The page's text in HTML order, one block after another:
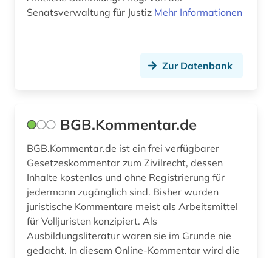
internationales beamtenrecht (1)
internationales privatrecht (1)
internationales recht (3)
internationales strafrecht (1)
internationales wirtschaftsrecht (1)
internationales öffentliches recht (2)
interpellation (1)
investment (1)
irland (3)
Senatsverwaltung für Justiz Mehr Informationen
Zur Datenbank
BGB.Kommentar.de
BGB.Kommentar.de ist ein frei verfügbarer
Gesetzeskommentar zum Zivilrecht, dessen
Inhalte kostenlos und ohne Registrierung für
jedermann zugänglich sind. Bisher wurden
juristische Kommentare meist als Arbeitsmittel
für Volljuristen konzipiert. Als
Ausbildungsliteratur waren sie im Grunde nie
gedacht. In diesem Online-Kommentar wird die